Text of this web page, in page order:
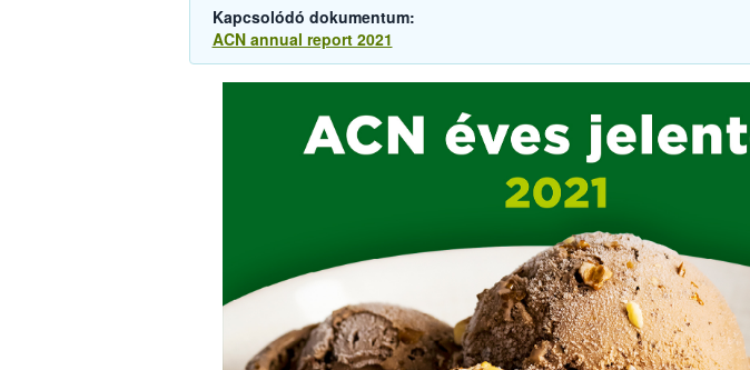
Kapcsolódó dokumentum:
ACN annual report 2021